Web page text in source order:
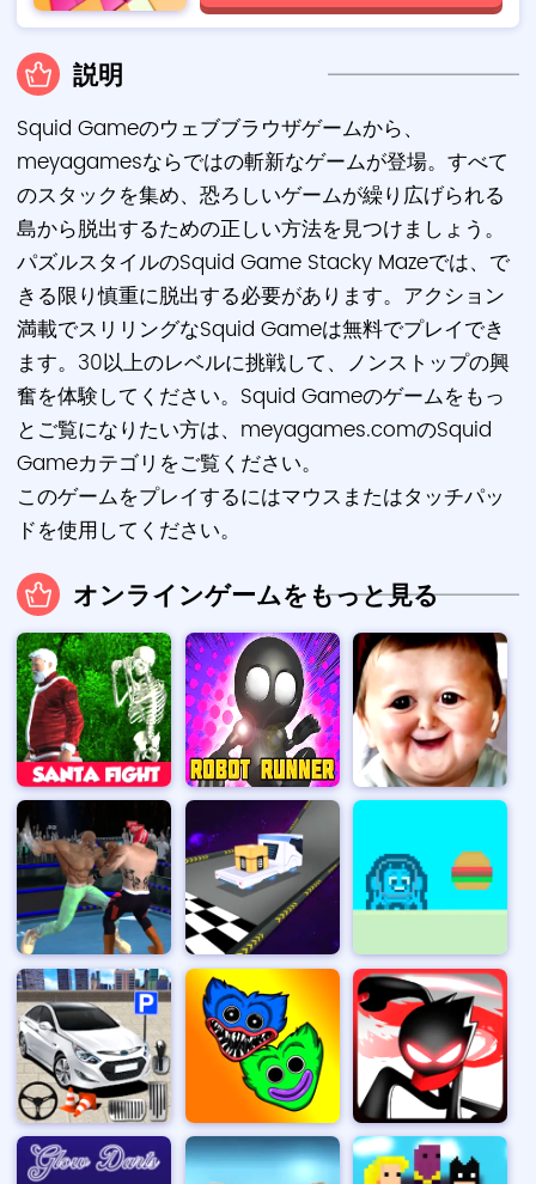
説明
Squid Gameのウェブブラウザゲームから、
meyagamesならではの斬新なゲームが登場。すべて
のスタックを集め、恐ろしいゲームが繰り広げられる
島から脱出するための正しい方法を見つけましょう。
パズルスタイルのSquid Game Stacky Mazeでは、で
きる限り慎重に脱出する必要があります。アクション
満載でスリリングなSquid Gameは無料でプレイでき
ます。30以上のレベルに挑戦して、ノンストップの興
奮を体験してください。Squid Gameのゲームをもっ
とご覧になりたい方は、meyagames.comのSquid
Gameカテゴリをご覧ください。
このゲームをプレイするにはマウスまたはタッチパッ
ドを使用してください。
オンラインゲームをもっと見る